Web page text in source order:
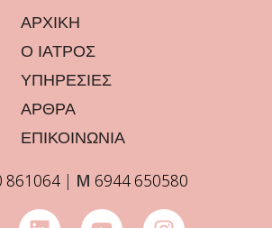
ΑΡΧΙΚΗ
Ο ΙΑΤΡΟΣ
ΥΠΗΡΕΣΙΕΣ
ΑΡΘΡΑ
ΕΠΙΚΟΙΝΩΝΙΑ
861064| Μ 6944 650580